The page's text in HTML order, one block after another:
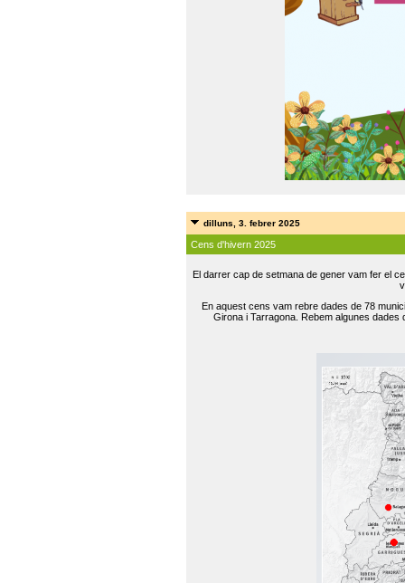
dilluns, 3. febrer 2025
Cens d'hivern 2025
El darrer cap de setmana de gener vam fer el
En aquest cens vam rebre dades de 78
Girona i Tarragona. Rebem algunes